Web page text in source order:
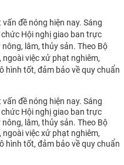
đề nóng hiện nay. Sáng
Hội nghị giao ban trực
lâm, thủy sản. Theo Bộ
việc xử phạt nghiêm,
hình tốt, đảm bảo về quy chuẩn
đề nóng hiện nay. Sáng
Hội nghị giao ban trực
lâm, thủy sản. Theo Bộ
việc xử phạt nghiêm,
hình tốt, đảm bảo về quy chuẩn